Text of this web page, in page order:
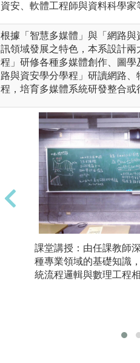
資安、軟體工程師與資料科學家
根據「智慧多媒體」與「網路
訊領域發展之特色，本系設計
程」研修各種多媒體創作、圖
路與資安學分學程」研讀網路
程，培育多媒體系統研發整合或
未上傳圖片
針對視覺型學習者，本系友提
程，學生可以觀察老師或助教
更搭配讓學生操作的時間，在操
課堂講授：由任課教師
種專業領域的基礎知識
統流程邏輯與數理工程相